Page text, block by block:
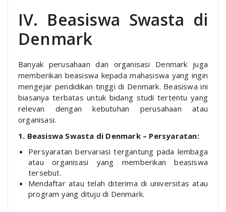
IV. Beasiswa Swasta di
Denmark
Banyak perusahaan dan organisasi Denmark juga
memberikan beasiswa kepada mahasiswa yang ingin
mengejar pendidikan tinggi di Denmark. Beasiswa ini
biasanya terbatas untuk bidang studi tertentu yang
relevan dengan kebutuhan perusahaan atau
organisasi.
1. Beasiswa Swasta di Denmark – Persyaratan:
Persyaratan bervariasi tergantung pada lembaga
atau organisasi yang memberikan beasiswa
tersebut.
Mendaftar atau telah diterima di universitas atau
program yang dituju di Denmark.